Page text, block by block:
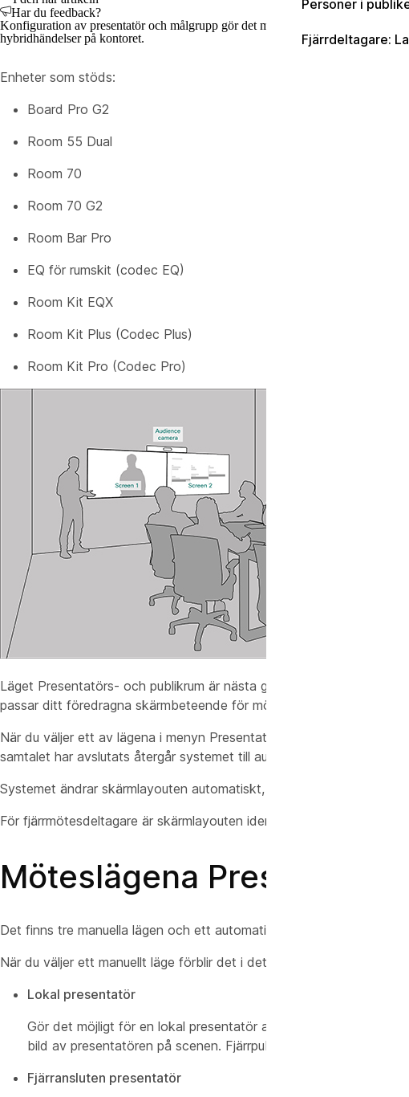
Personer i
Fjärrdeltagare:
Har du feedback?
Konfiguration av presentatör och målgrupp gör det möjligt för presentatörer att
hybridhändelser på kontoret.
Enheter som stöds:
Board Pro G2
Room 55 Dual
Room 70
Room 70 G2
Room Bar Pro
EQ för rumskit (codec EQ)
Room Kit EQX
Room Kit Plus (Codec Plus)
Room Kit Pro (Codec Pro)
Läget Presentatörs- och publikrum är nästa generations
passar ditt föredragna skärmbeteende för mötet.
När du väljer ett av lägena i menyn Presentatör och målgrupp på
samtalet har avslutats återgår systemet till automatiskt läge.
Systemet ändrar skärmlayouten automatiskt, beroende på antalet
För fjärrmötesdeltagare är skärmlayouten identisk för båda
Möteslägena Presentatör
Det finns tre manuella lägen och ett automatiskt läge att välja mellan:
När du väljer ett manuellt läge förblir det i det läget under hela
Lokal presentatör
Gör det möjligt för en lokal presentatör att vara på scenen och
bild av presentatören på scenen. Fjärrpubliken kommer
Fjärransluten presentatör